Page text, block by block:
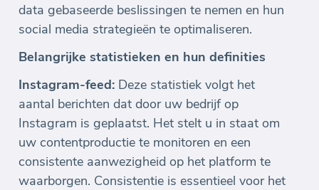
data gebaseerde beslissingen te nemen en hun
social media strategieën te optimaliseren.
Belangrijke statistieken en hun definities
Instagram-feed: Deze statistiek volgt het
aantal berichten dat door uw bedrijf op
Instagram is geplaatst. Het stelt u in staat om
uw contentproductie te monitoren en een
consistente aanwezigheid op het platform te
waarborgen. Consistentie is essentieel voor het